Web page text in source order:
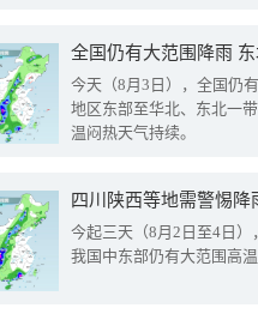
全国仍有大范围降雨
今天（8月3日），全国仍
地区东部至华北、东北一
温闷热天气持续。
今起三天（8月2日至4日
我国中东部仍有大范围高